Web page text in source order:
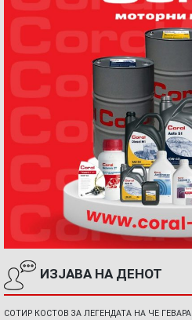
ИЗЈАВА НА ДЕНОТ
СОТИР КОСТОВ ЗА ЛЕГЕНДАТА НА ЧЕ ГЕВАРА